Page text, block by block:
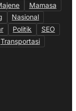
Mamasa
Nasional
Politik
SEO
Transportasi